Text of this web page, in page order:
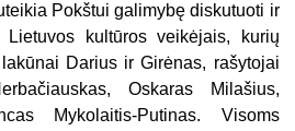
Pokštui galimybę diskutuoti ir
kultūros veikėjais, kurių
Darius ir Girėnas, rašytojai
Oskaras Milašius,
Mykolaitis-Putinas. Visoms